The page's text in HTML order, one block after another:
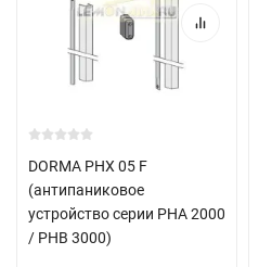
DORMA PHX 05 F
(антипаниковое
устройство серии PHA 2000
/ PHB 3000)